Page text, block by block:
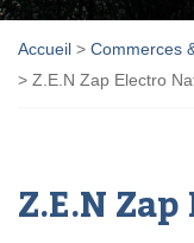
Accueil > Commerces
> Z.E.N Zap Electro
Z.E.N